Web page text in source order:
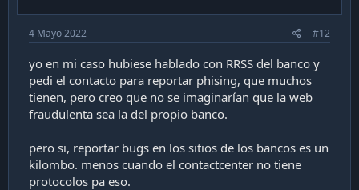
4 Mayo 2022 #12
yo en mi caso hubiese hablado con RRSS del banco y
pedi el contacto para reportar phising, que muchos
tienen, pero creo que no se imaginarían que la web
fraudulenta sea la del propio banco.
pero si, reportar bugs en los sitios de los bancos es un
kilombo. menos cuando el contactcenter no tiene
protocolos pa eso.